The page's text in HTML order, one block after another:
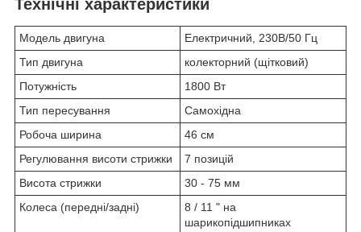
Технічні характеристики
Модель двигуна
Електричний, 230В/50 Гц
Тип двигуна
колекторний (щітковий)
Потужність
1800 Вт
Тип пересування
Самохідна
Робоча ширина
46 см
Регулювання висоти стрижки
7 позицій
Висота стрижки
30 - 75 мм
Колеса (передні/задні)
8 / 11 " на
шарикопідшипниках